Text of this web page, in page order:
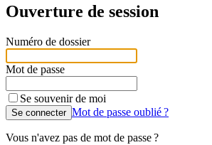
Ouverture de session
Numéro de dossier
Mot de passe
Se souvenir de moi
Se connecter Mot de passe oublié ?
Vous n'avez pas de mot de passe ?